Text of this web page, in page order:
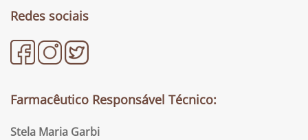
Redes sociais
Farmacêutico Responsável Técnico:
Stela Maria Garbi